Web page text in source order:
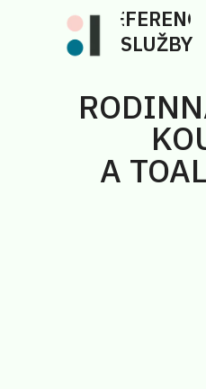
REFERENCE
SLUŽBY
A